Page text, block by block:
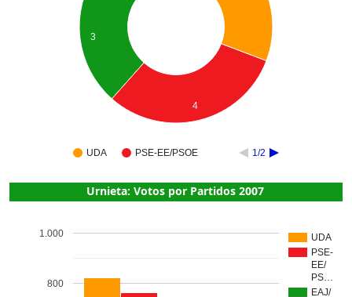
UDA PSE-EE/PSOE 1/2
3
4
Urnieta: Votos por Partidos 2007
UDA
PSE-
EE/
PS…
EAJ/
800
1.000